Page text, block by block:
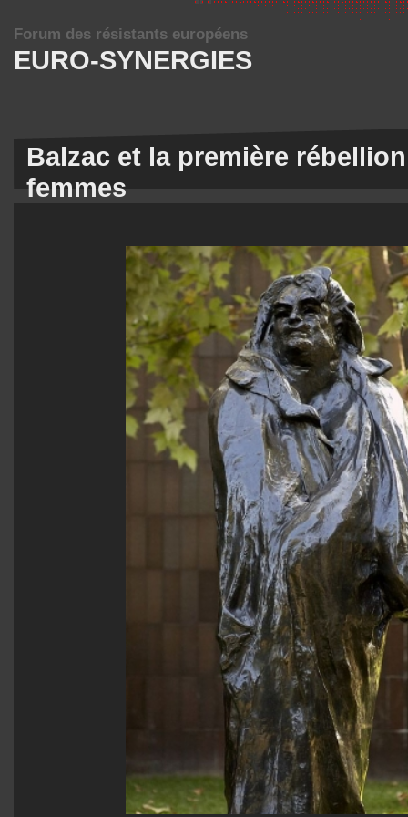
EURO-SYNERGIES
Forum des résistants européens
Balzac et la première
femmes